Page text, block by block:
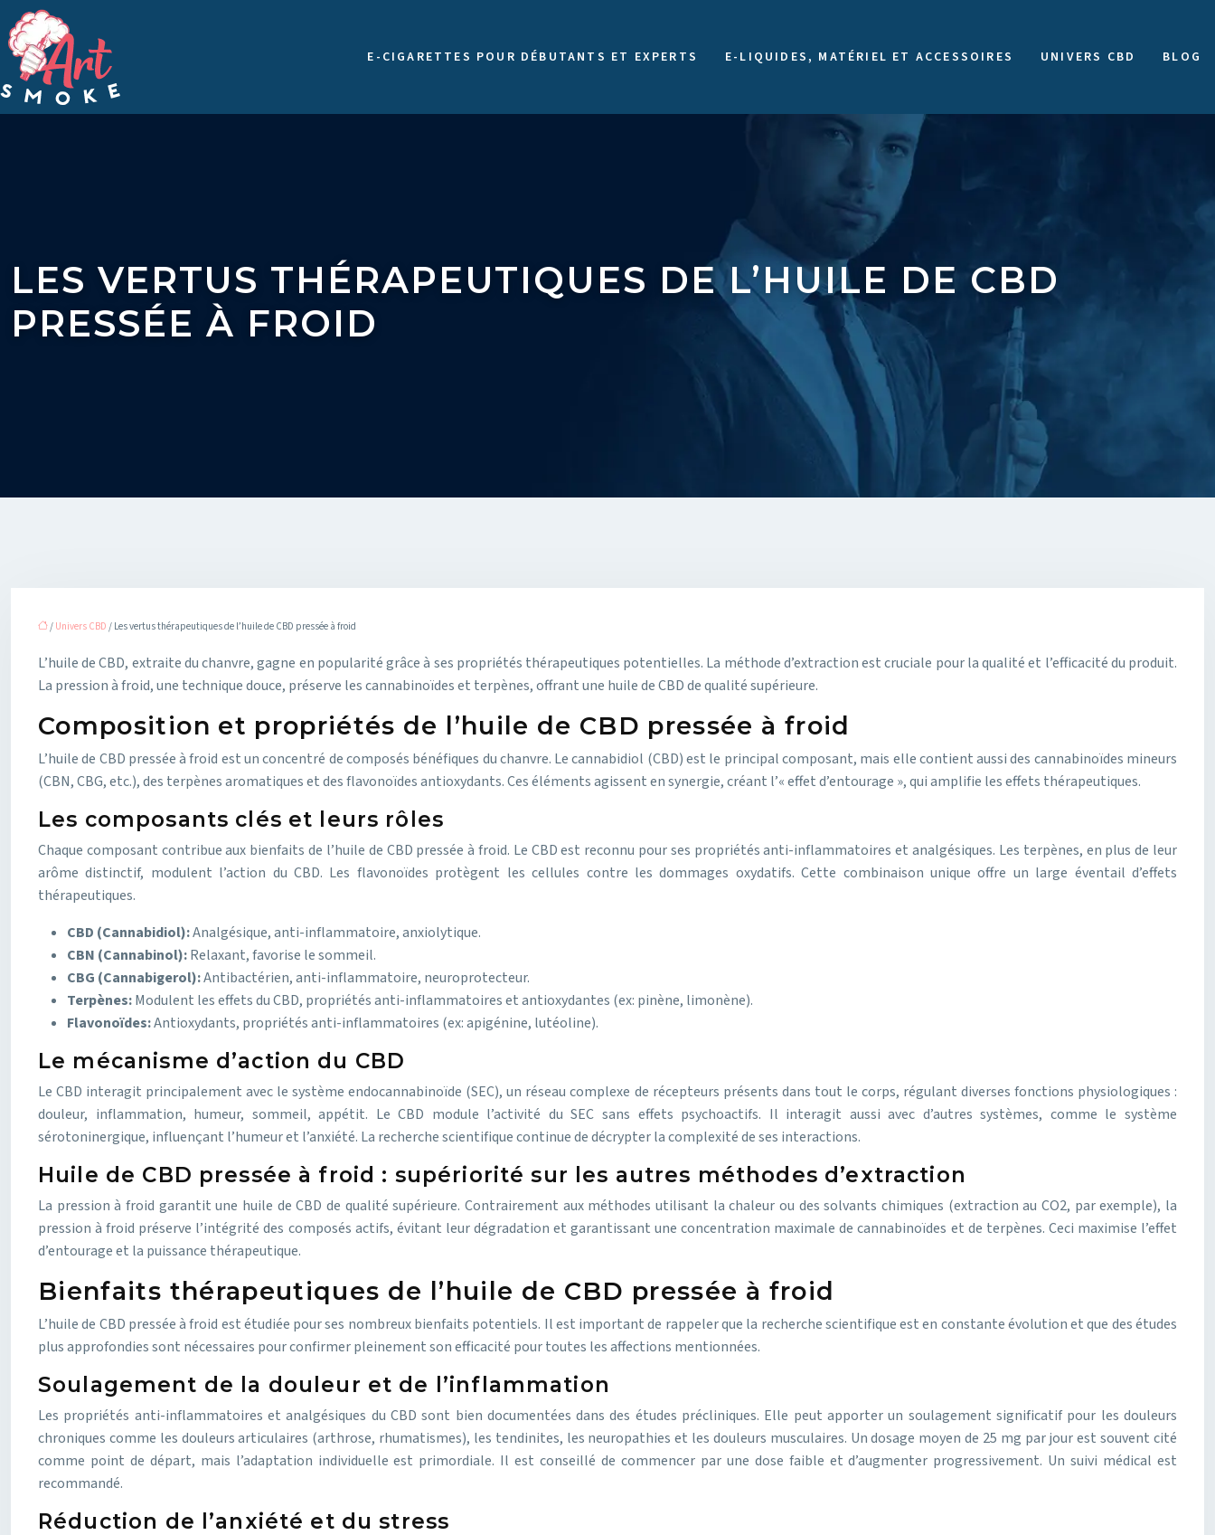
E-CIGARETTES POUR DÉBUTANTS ET EXPERTS E-LIQUIDES, MATÉRIEL ET ACCESSOIRES UNIVERS CBD BLOG
LES VERTUS THÉRAPEUTIQUES DE L’HUILE DE CBD
PRESSÉE À FROID
/ Univers CBD / Les vertus thérapeutiques de l’huile de CBD pressée à froid
L’huile de CBD, extraite du chanvre, gagne en popularité grâce à ses propriétés thérapeutiques potentielles. La méthode d’extraction est cruciale pour la qualité et l’efficacité du produit.
La pression à froid, une technique douce, préserve les cannabinoïdes et terpènes, offrant une huile de CBD de qualité supérieure.
Composition et propriétés de l’huile de CBD pressée à froid
L’huile de CBD pressée à froid est un concentré de composés bénéfiques du chanvre. Le cannabidiol (CBD) est le principal composant, mais elle contient aussi des cannabinoïdes mineurs
(CBN, CBG, etc.), des terpènes aromatiques et des flavonoïdes antioxydants. Ces éléments agissent en synergie, créant l’« effet d’entourage », qui amplifie les effets thérapeutiques.
Les composants clés et leurs rôles
Chaque composant contribue aux bienfaits de l’huile de CBD pressée à froid. Le CBD est reconnu pour ses propriétés anti-inflammatoires et analgésiques. Les terpènes, en plus de leur
arôme distinctif, modulent l’action du CBD. Les flavonoïdes protègent les cellules contre les dommages oxydatifs. Cette combinaison unique offre un large éventail d’effets
thérapeutiques.
CBD (Cannabidiol):Analgésique, anti-inflammatoire, anxiolytique.
CBN (Cannabinol):Relaxant, favorise le sommeil.
CBG (Cannabigerol):Antibactérien, anti-inflammatoire, neuroprotecteur.
Terpènes:Modulent les effets du CBD, propriétés anti-inflammatoires et antioxydantes (ex: pinène, limonène).
Flavonoïdes:Antioxydants, propriétés anti-inflammatoires (ex: apigénine, lutéoline).
Le mécanisme d’action du CBD
Le CBD interagit principalement avec le système endocannabinoïde (SEC), un réseau complexe de récepteurs présents dans tout le corps, régulant diverses fonctions physiologiques :
douleur, inflammation, humeur, sommeil, appétit. Le CBD module l’activité du SEC sans effets psychoactifs. Il interagit aussi avec d’autres systèmes, comme le système
sérotoninergique, influençant l’humeur et l’anxiété. La recherche scientifique continue de décrypter la complexité de ses interactions.
Huile de CBD pressée à froid : supériorité sur les autres méthodes d’extraction
La pression à froid garantit une huile de CBD de qualité supérieure. Contrairement aux méthodes utilisant la chaleur ou des solvants chimiques (extraction au CO2, par exemple), la
pression à froid préserve l’intégrité des composés actifs, évitant leur dégradation et garantissant une concentration maximale de cannabinoïdes et de terpènes. Ceci maximise l’effet
d’entourage et la puissance thérapeutique.
Bienfaits thérapeutiques de l’huile de CBD pressée à froid
L’huile de CBD pressée à froid est étudiée pour ses nombreux bienfaits potentiels. Il est important de rappeler que la recherche scientifique est en constante évolution et que des études
plus approfondies sont nécessaires pour confirmer pleinement son efficacité pour toutes les affections mentionnées.
Soulagement de la douleur et de l’inflammation
Les propriétés anti-inflammatoires et analgésiques du CBD sont bien documentées dans des études précliniques. Elle peut apporter un soulagement significatif pour les douleurs
chroniques comme les douleurs articulaires (arthrose, rhumatismes), les tendinites, les neuropathies et les douleurs musculaires. Un dosage moyen de 25 mg par jour est souvent cité
comme point de départ, mais l’adaptation individuelle est primordiale. Il est conseillé de commencer par une dose faible et d’augmenter progressivement. Un suivi médical est
recommandé.
Réduction de l’anxiété et du stress